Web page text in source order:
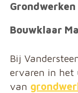
Grondwerken
Bouwklaar
Bij
ervaren in het
van